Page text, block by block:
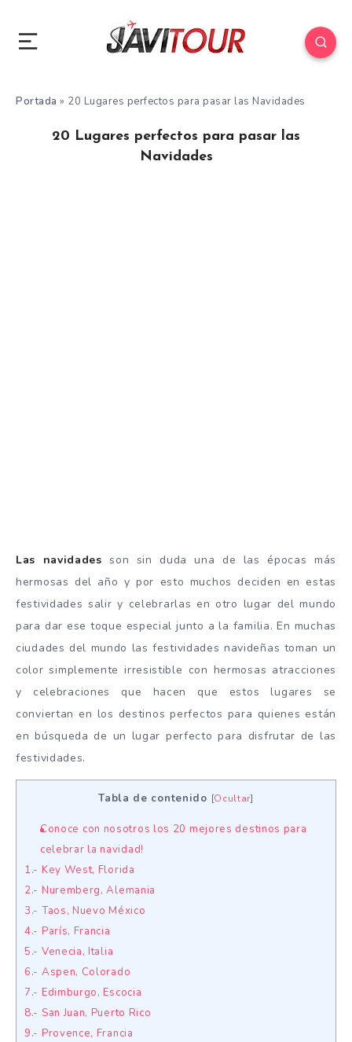
Portada » 20 Lugares perfectos para pasar las Navidades
20 Lugares perfectos para pasar las
Navidades
Las navidades son sin duda una de las épocas más
hermosas del año y por esto muchos deciden en estas
festividades salir y celebrarlas en otro lugar del mundo
para dar ese toque especial junto a la familia. En muchas
ciudades del mundo las festividades navideñas toman un
color simplemente irresistible con hermosas atracciones
y celebraciones que hacen que estos lugares se
conviertan en los destinos perfectos para quienes están
en búsqueda de un lugar perfecto para disfrutar de las
festividades.
Tabla de contenido [Ocultar]
Conoce con nosotros los 20 mejores destinos para
celebrar la navidad!
1.- Key West, Florida
2.- Nuremberg, Alemania
3.- Taos, Nuevo México
4.- París, Francia
5.- Venecia, Italia
6.- Aspen, Colorado
7.- Edimburgo, Escocia
8.- San Juan, Puerto Rico
9.- Provence, Francia